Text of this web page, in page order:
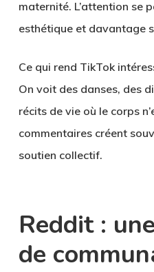
maternité. L’attention se
esthétique et davantage
Ce qui rend TikTok
On voit des danses, des
récits de vie où le corps
commentaires créent
soutien collectif.
Reddit :
de